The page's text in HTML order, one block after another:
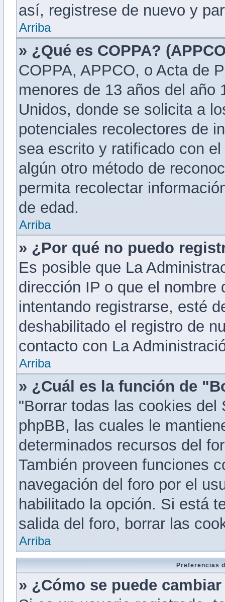
así, registrese de nuevo y
Arriba
» ¿Qué es COPPA?
COPPA, APPCO, o Acta de
menores de 13 años del año
Unidos, donde se solicita a
potenciales recolectores de
sea escrito y ratificado con
algún otro método de
permita recolectar
de edad.
Arriba
» ¿Por qué no puedo
Es posible que La
dirección IP o que el nombre
intentando registrarse, esté
deshabilitado el registro de
contacto con La
Arriba
» ¿Cuál es la función de
"Borrar todas las cookies
phpBB, las cuales le
determinados recursos del
También proveen funciones
navegación del foro por el
habilitado la opción. Si está
salida del foro, borrar las
Arriba
Preferencias
» ¿Cómo se puede